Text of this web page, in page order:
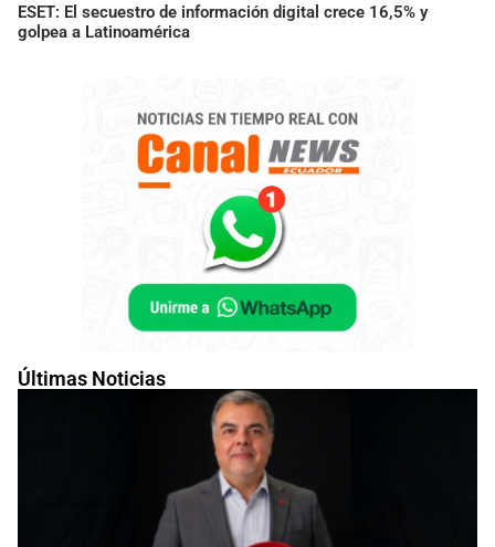
Últimas Noticias
ESET: El secuestro de información digital crece 16,5% y
golpea a Latinoamérica